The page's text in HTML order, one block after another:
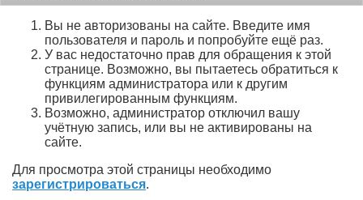
Вы не авторизованы на сайте. Введите имя
пользователя и пароль и попробуйте ещё раз.
У вас недостаточно прав для обращения к этой
странице. Возможно, вы пытаетесь обратиться к
функциям администратора или к другим
привилегированным функциям.
Возможно, администратор отключил вашу
учётную запись, или вы не активированы на
сайте.
Для просмотра этой страницы необходимо
зарегистрироваться.